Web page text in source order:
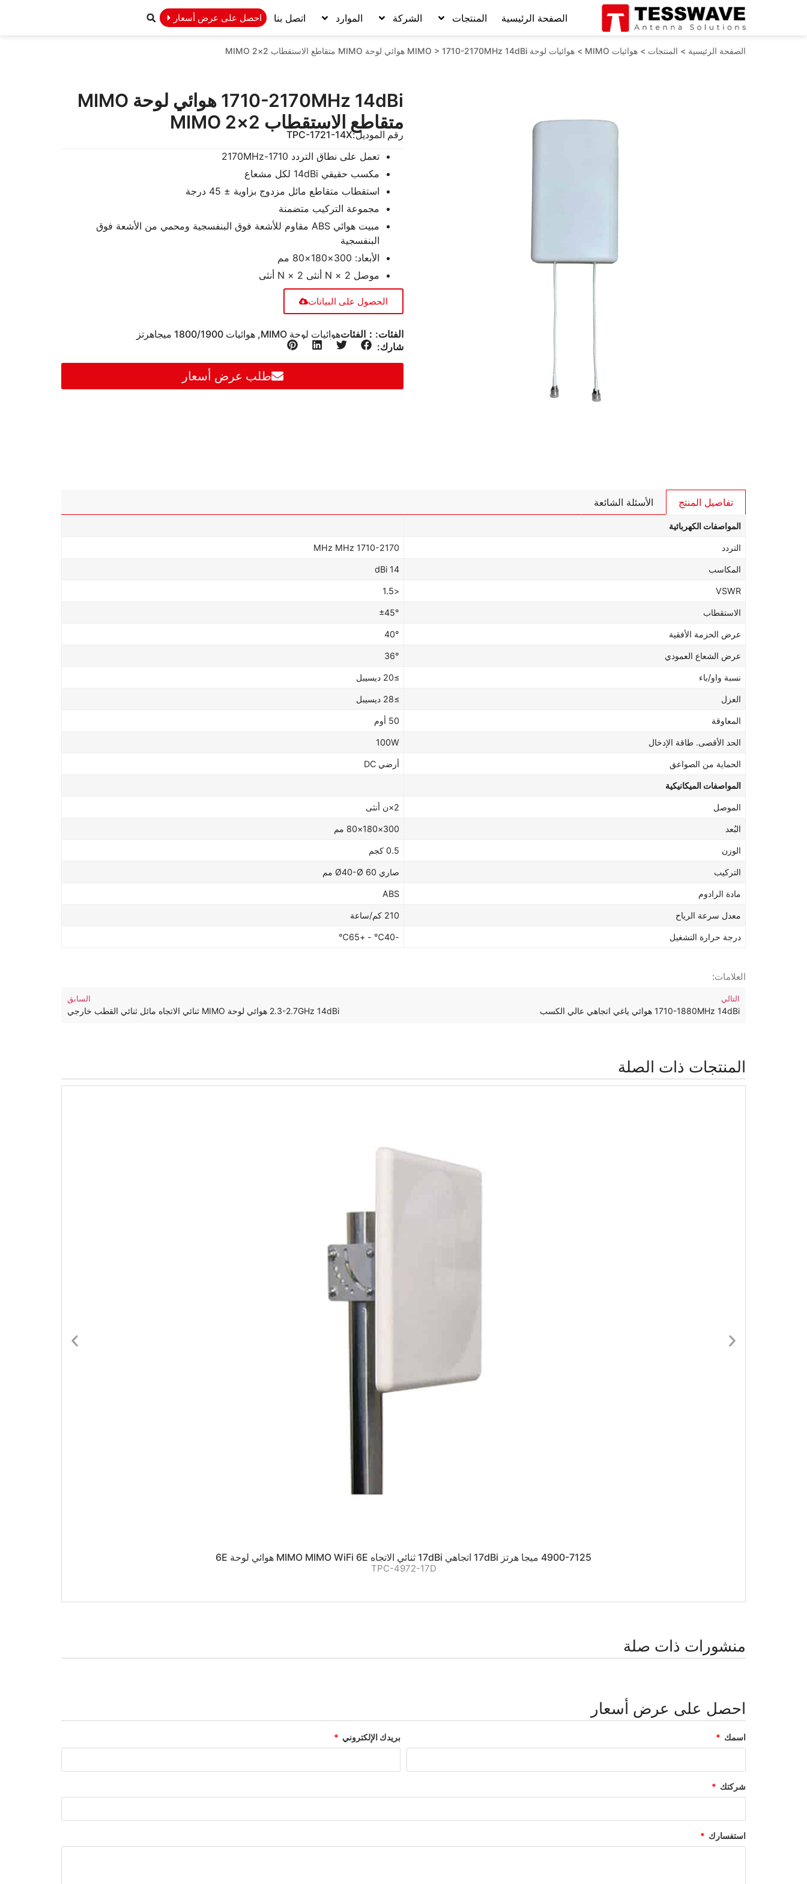
الصفحة الرئيسية المنتجات الشركة الموارد اتصل بنا احصل على عرض أسعار
الصفحة الرئيسية > المنتجات > هوائيات MIMO > هوائيات لوحة MIMO > 1710-2170MHz 14dBi هوائي لوحة MIMO متقاطع الاستقطاب 2×2 MIMO
1710-2170MHz 14dBi هوائي لوحة MIMO
متقاطع الاستقطاب 2×2 MIMO
رقم الموديل:TPC-1721-14X
تعمل على نطاق التردد 1710-2170MHz
مكسب حقيقي 14dBi لكل مشعاع
استقطاب متقاطع مائل مزدوج بزاوية ± 45 درجة
مجموعة التركيب متضمنة
مبيت هوائي ABS مقاوم للأشعة فوق البنفسجية ومحمي من الأشعة فوق
البنفسجية
الأبعاد: 300×180×80 مم
موصل 2 × N أنثى 2 × N أنثى
الحصول على البيانات
الفئات:：الفئاتهوائيات لوحة MIMO , هوائيات 1800/1900 ميجاهرتز
شارك:
طلب عرض أسعار
تفاصيل المنتج الأسئلة الشائعة
المواصفات الكهربائية
التردد 1710-2170 MHz MHz
المكاسب 14 dBi
VSWR
<1.5
الاستقطاب ±45°
عرض الحزمة الأفقية 40°
عرض الشعاع العمودي 36°
نسبة واو/باء ≥20 ديسيبل
العزل ≥28 ديسيبل
المعاوقة 50 أوم
الحد الأقصى. طاقة الإدخال 100W
الحماية من الصواعق أرضي DC
المواصفات الميكانيكية
الموصل 2×ن أنثى
البُعد 300×180×80 مم
الوزن 0.5 كجم
التركيب صاري Ø40-Ø 60 مم
مادة الرادوم ABS
معدل سرعة الرياح 210 كم/ساعة
درجة حرارة التشغيل -40℃ - +65℃
العلامات:
السابق
2.3-2.7GHz 14dBi هوائي لوحة MIMO ثنائي الاتجاه مائل ثنائي القطب خارجي
التالي
1710-1880MHz 14dBi هوائي ياغي اتجاهي عالي الكسب
المنتجات ذات الصلة
4900-7125 ميجا هرتز 17dBi اتجاهي 17dBi ثنائي الاتجاه MIMO MIMO WiFi 6E هوائي لوحة 6E
TPC-4972-17D
منشورات ذات صلة
احصل على عرض أسعار
اسمك بريدك الإلكتروني
شركتك
استفسارك